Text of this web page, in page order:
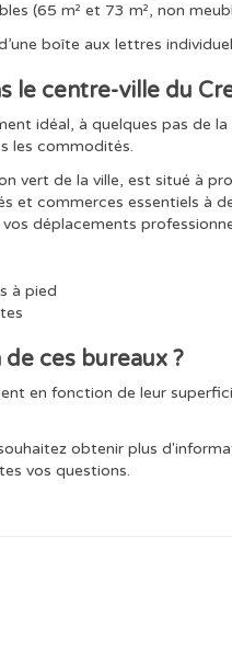
(65 m² et 73 m², non
boîte aux lettres
le centre-ville du
idéal, à quelques pas de
les commodités.
vert de la ville, est situé à
et commerces essentiels à
déplacements
à pied
de ces bureaux ?
en fonction de leur
obtenir plus
vos questions.